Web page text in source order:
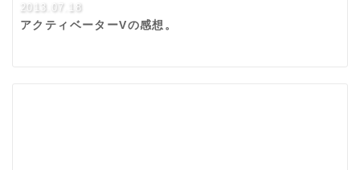
2013.07.18
アクティベーターVの感想。